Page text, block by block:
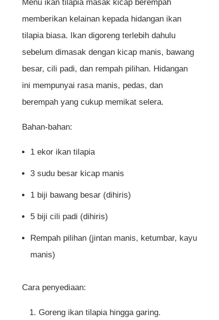
Menu ikan tilapia masak kicap berempah
memberikan kelainan kepada hidangan ikan
tilapia biasa. Ikan digoreng terlebih dahulu
sebelum dimasak dengan kicap manis, bawang
besar, cili padi, dan rempah pilihan. Hidangan
ini mempunyai rasa manis, pedas, dan
berempah yang cukup memikat selera.
Bahan-bahan:
1 ekor ikan tilapia
3 sudu besar kicap manis
1 biji bawang besar (dihiris)
5 biji cili padi (dihiris)
Rempah pilihan (jintan manis, ketumbar, kayu
manis)
Cara penyediaan:
Goreng ikan tilapia hingga garing.